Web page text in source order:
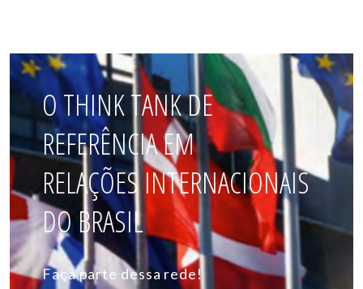
O THINK TANK DE
REFERÊNCIA EM
RELAÇÕES INTERNACIONAIS
DO BRASIL
Faça parte dessa rede!